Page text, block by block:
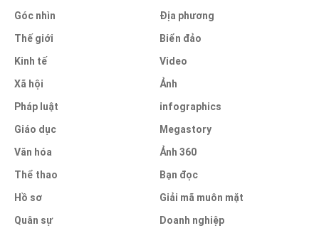
Góc nhìn
Thế giới
Kinh tế
Xã hội
Pháp luật
Giáo dục
Văn hóa
Thể thao
Hồ sơ
Quân sự
Địa phương
Biển đảo
Video
Ảnh
infographics
Megastory
Ảnh 360
Bạn đọc
Giải mã muôn mặt
Doanh nghiệp